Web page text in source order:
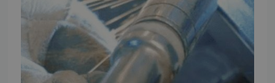
Youtube
Instagram